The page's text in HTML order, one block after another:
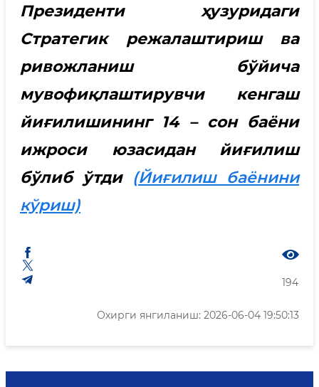
Президенти ҳузуридаги
Стратегик режалаштириш ва
ривожланиш бўйича
мувофиқлаштирувчи кенгаш
йиғилишининг 14 – сон баёни
ижроси юзасидан йиғилиш
бўлиб ўтди (Йиғилиш баёнини
кўриш)
194
Охирги янгиланиш: 2026-06-04 19:50:13